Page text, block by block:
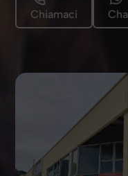
Chiamaci